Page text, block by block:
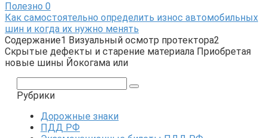
Полезно 0
Как самостоятельно определить износ автомобильных
шин и когда их нужно менять
Содержание1 Визуальный осмотр протектора2
Скрытые дефекты и старение материала Приобретая
новые шины Йокогама или
Рубрики
Дорожные знаки
ПДД РФ